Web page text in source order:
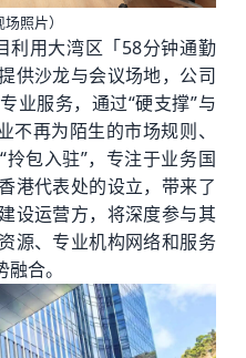
场照片）
利用大湾区「58分钟通勤
供沙龙与会议场地，公司
业服务，通过“硬支撑”与
不再为陌生的市场规则、
包入驻”，专注于业务国
港代表处的设立，带来了
设运营方，将深度参与其
源、专业机构网络和服务
合。